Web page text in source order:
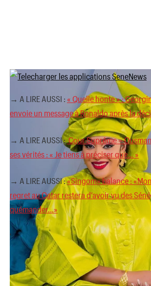
→ A LIRE AUSSI : « Quelle honte » :
envoie un message à Ronaldo après la
→ A LIRE AUSSI :Cour Suprême –
ses vérités : « Je tiens à préciser que… »
→ A LIRE AUSSI :«Singom» balance :
regret au Qatar restera d’avoir vu des
quémander…»
'
Adja